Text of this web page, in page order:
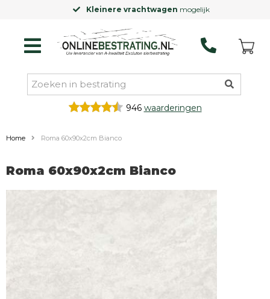
Kleinere vrachtwagenmogelijk
946 waarderingen
Home Roma 60x90x2cm Bianco
Roma 60x90x2cm Bianco